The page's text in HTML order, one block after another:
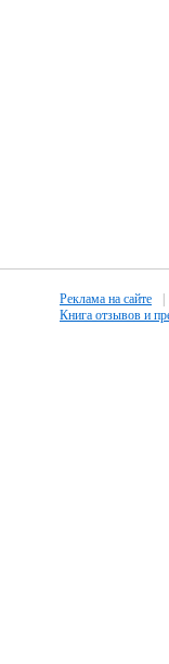
Реклама на сайте
Книга отзывов и